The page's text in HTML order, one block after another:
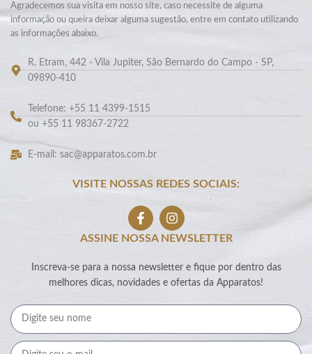
Agradecemos sua visita em nosso site, caso necessite de alguma
informação ou queira deixar alguma sugestão, entre em contato utilizando
as informações abaixo.
R. Etram, 442 - Vila Jupiter, São Bernardo do Campo - SP,
09890-410
Telefone: +55 11 4399-1515
ou +55 11 98367-2722
E-mail: sac@apparatos.com.br
VISITE NOSSAS REDES SOCIAIS:
ASSINE NOSSA NEWSLETTER
Inscreva-se para a nossa newsletter e fique por dentro das
melhores dicas, novidades e ofertas da Apparatos!